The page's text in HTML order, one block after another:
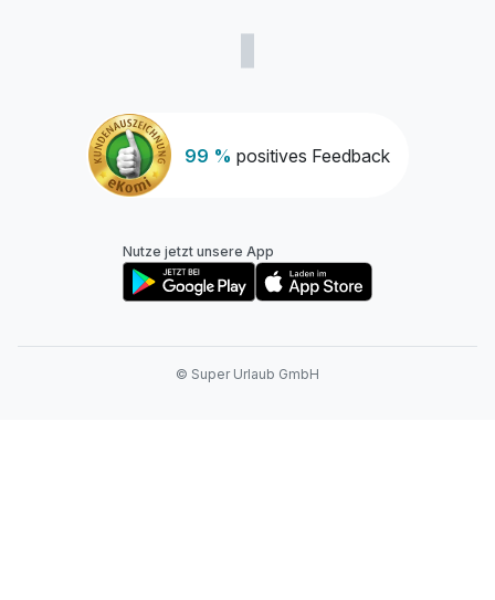
99 % positives Feedback
Nutze jetzt unsere App
© Super Urlaub GmbH